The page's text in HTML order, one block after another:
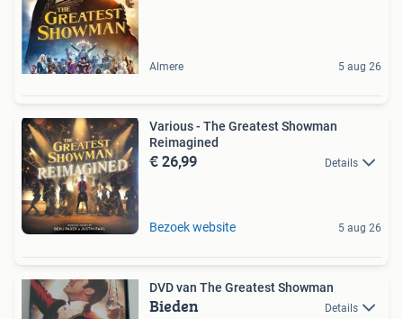
Almere 5 aug 26
Various - The Greatest Showman
Reimagined
€ 26,99 Details
Bezoek website 5 aug 26
DVD van The Greatest Showman
Bieden Details